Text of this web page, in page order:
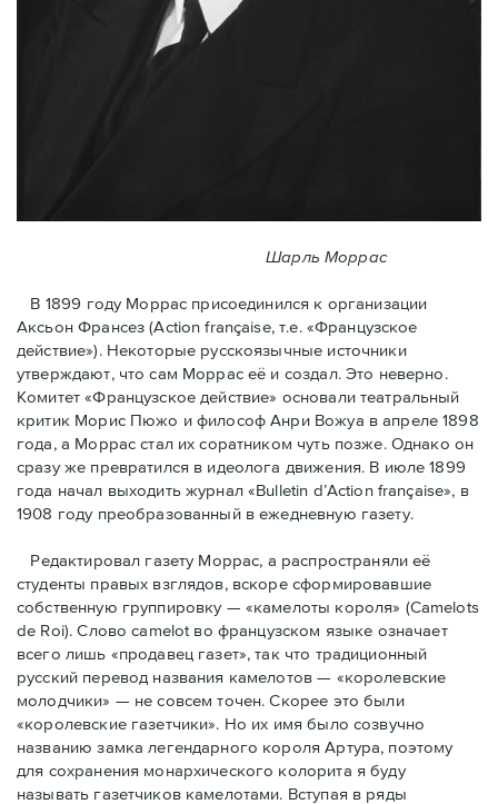
Шарль Моррас
В 1899 году Моррас присоединился к организации
Аксьон Франсез (Action française, т.е. «Французское
действие»). Некоторые русскоязычные источники
утверждают, что сам Моррас её и создал. Это неверно.
Комитет «Французское действие» основали театральный
критик Морис Пюжо и философ Анри Вожуа в апреле 1898
года, а Моррас стал их соратником чуть позже. Однако он
сразу же превратился в идеолога движения. В июле 1899
года начал выходить журнал «Bulletin d’Action française», в
1908 году преобразованный в ежедневную газету.
Редактировал газету Моррас, а распространяли её
студенты правых взглядов, вскоре сформировавшие
собственную группировку — «камелоты короля» (Camelots
de Roi). Слово camelot во французском языке означает
всего лишь «продавец газет», так что традиционный
русский перевод названия камелотов — «королевские
молодчики» — не совсем точен. Скорее это были
«королевские газетчики». Но их имя было созвучно
названию замка легендарного короля Артура, поэтому
для сохранения монархического колорита я буду
называть газетчиков камелотами. Вступая в ряды